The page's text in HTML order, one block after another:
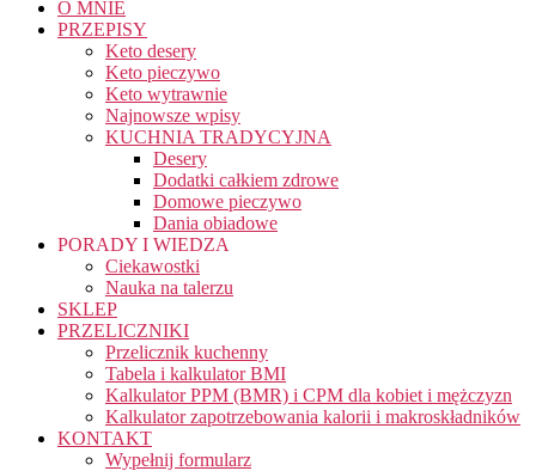
O MNIE
PRZEPISY
Keto desery
Keto pieczywo
Keto wytrawnie
Najnowsze wpisy
KUCHNIA TRADYCYJNA
Desery
Dodatki całkiem zdrowe
Domowe pieczywo
Dania obiadowe
PORADY I WIEDZA
Ciekawostki
Nauka na talerzu
SKLEP
PRZELICZNIKI
Przelicznik kuchenny
Tabela i kalkulator BMI
Kalkulator PPM (BMR) i CPM dla kobiet i mężczyzn
Kalkulator zapotrzebowania kalorii i makroskładników
KONTAKT
Wypełnij formularz